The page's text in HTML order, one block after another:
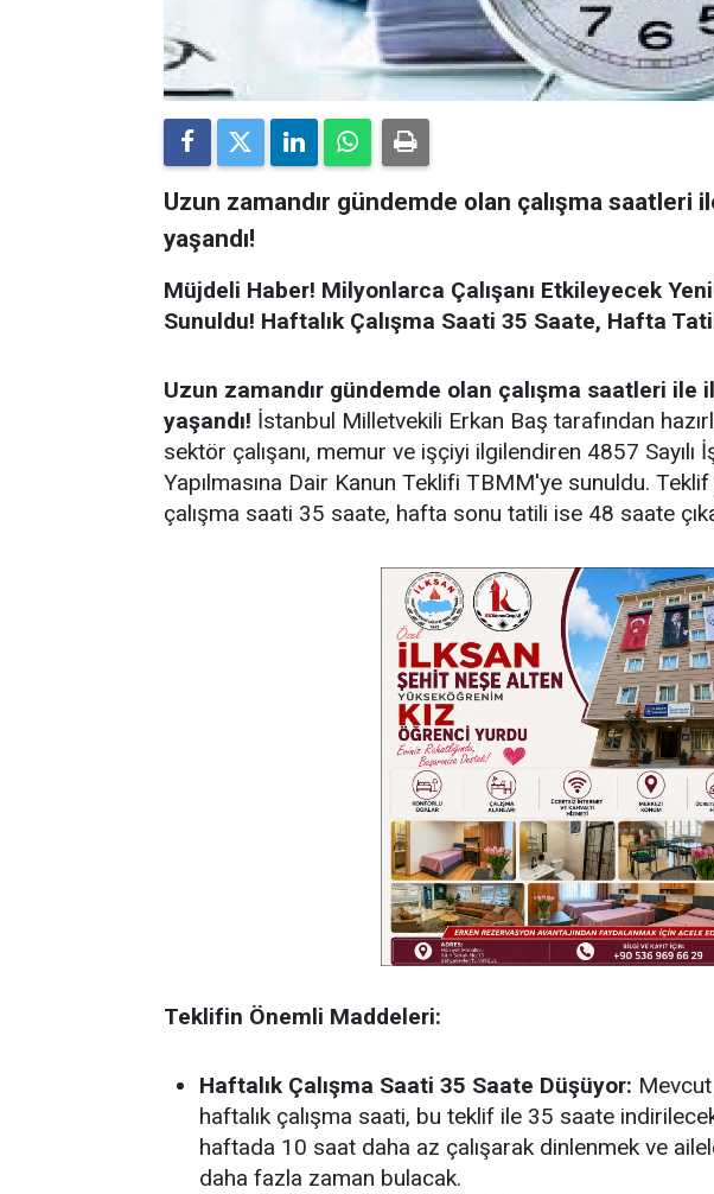
Uzun zamandır gündemde olan çalışma saatleri
yaşandı!
Müjdeli Haber! Milyonlarca Çalışanı Etkileyecek
Sunuldu! Haftalık Çalışma Saati 35 Saate, Hafta
Uzun zamandır gündemde olan çalışma saatleri ile
yaşandı! İstanbul Milletvekili Erkan Baş tarafından
sektör çalışanı, memur ve işçiyi ilgilendiren 4857 Sayılı
Yapılmasına Dair Kanun Teklifi TBMM'ye sunuldu.
çalışma saati 35 saate, hafta sonu tatili ise 48 saate
Teklifin Önemli Maddeleri:
Haftalık Çalışma Saati 35 Saate Düşüyor:
haftalık çalışma saati, bu teklif ile 35 saate
haftada 10 saat daha az çalışarak dinlenmek ve
daha fazla zaman bulacak.